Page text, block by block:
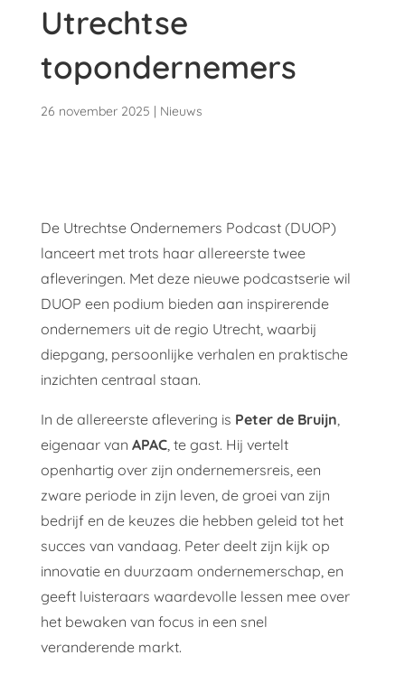
Utrechtse
topondernemers
26 november 2025 Nieuws
De Utrechtse Ondernemers Podcast (DUOP)
lanceert met trots haar allereerste twee
afleveringen. Met deze nieuwe podcastserie wil
DUOP een podium bieden aan inspirerende
ondernemers uit de regio Utrecht, waarbij
diepgang, persoonlijke verhalen en praktische
inzichten centraal staan.
In de allereerste aflevering is Peter de Bruijn,
eigenaar van APAC, te gast. Hij vertelt
openhartig over zijn ondernemersreis, een
zware periode in zijn leven, de groei van zijn
bedrijf en de keuzes die hebben geleid tot het
succes van vandaag. Peter deelt zijn kijk op
innovatie en duurzaam ondernemerschap, en
geeft luisteraars waardevolle lessen mee over
het bewaken van focus in een snel
veranderende markt.